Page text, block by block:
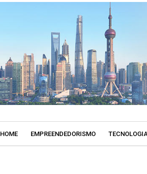
HOME EMPREENDEDORISMO